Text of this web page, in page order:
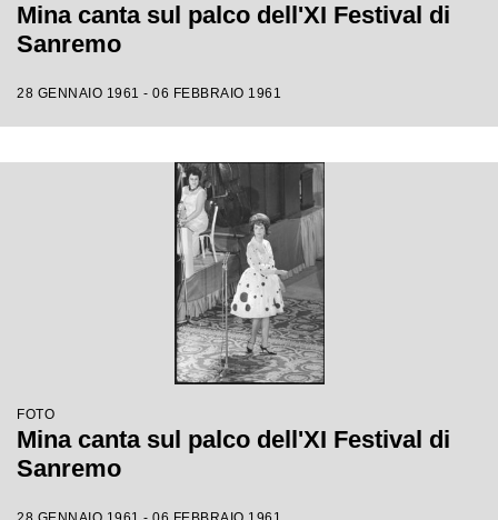
Mina canta sul palco dell'XI Festival di
Sanremo
28 GENNAIO 1961 - 06 FEBBRAIO 1961
FOTO
Mina canta sul palco dell'XI Festival di
Sanremo